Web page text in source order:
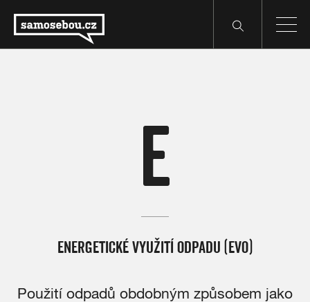
E
ENERGETICKÉ VYUŽITÍ ODPADU (EVO)
Použití odpadů obdobným způsobem jako